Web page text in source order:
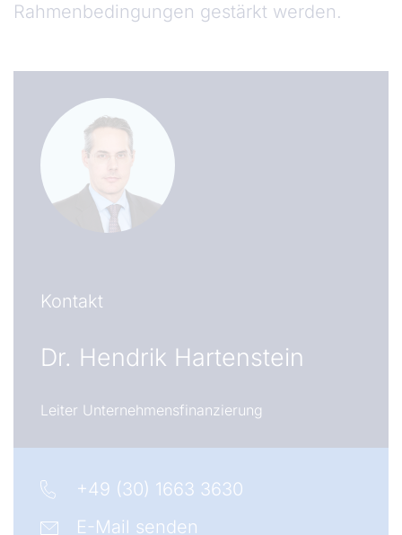
Rahmenbedingungen gestärkt werden.
Kontakt
Dr. Hendrik Hartenstein
Leiter Unternehmensfinanzierung
+49 (30) 1663 3630
E-Mail senden